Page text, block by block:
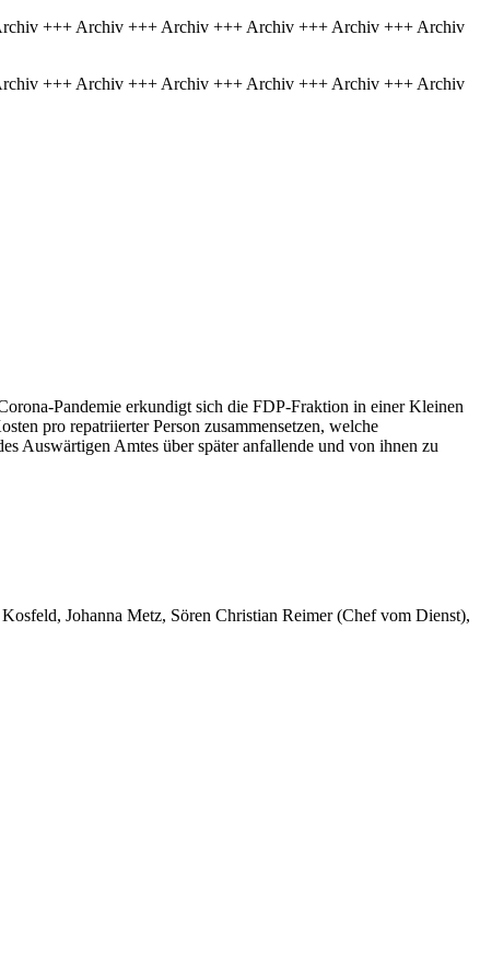
+++ Archiv +++ Archiv +++ Archiv +++ Archiv +++ Archiv
+++ Archiv +++ Archiv +++ Archiv +++ Archiv +++ Archiv
Pandemie erkundigt sich die FDP-Fraktion in einer Kleinen
pro repatriierter Person zusammensetzen, welche
Auswärtigen Amtes über später anfallende und von ihnen zu
Kosfeld, Johanna Metz, Sören Christian Reimer (Chef vom Dienst),